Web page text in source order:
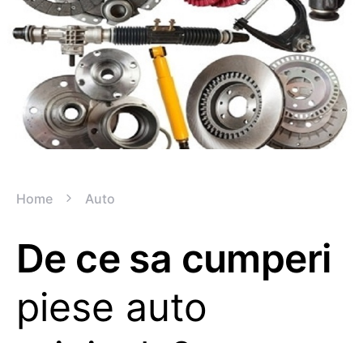
Home Auto
De ce sa cumperi
piese auto